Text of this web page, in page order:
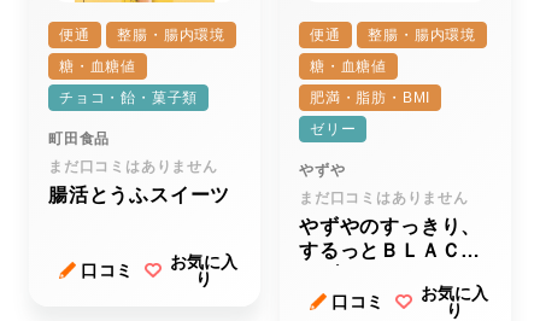
便通
整腸・腸内環境
糖・血糖値
チョコ・飴・菓子類
町田食品
まだ口コミはありません
腸活とうふスイーツ
口コミ
お気に入
り
便通
整腸・腸内環境
糖・血糖値
肥満・脂肪・BMI
ゼリー
やずや
まだ口コミはありません
やずやのすっきり、
するっとＢＬＡＣＫ
口コミ
お気に入
り